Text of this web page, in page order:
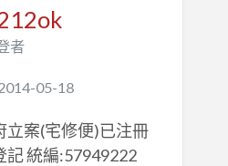
者
05-18
立案(宅修便)已注冊
記 統編:57949222